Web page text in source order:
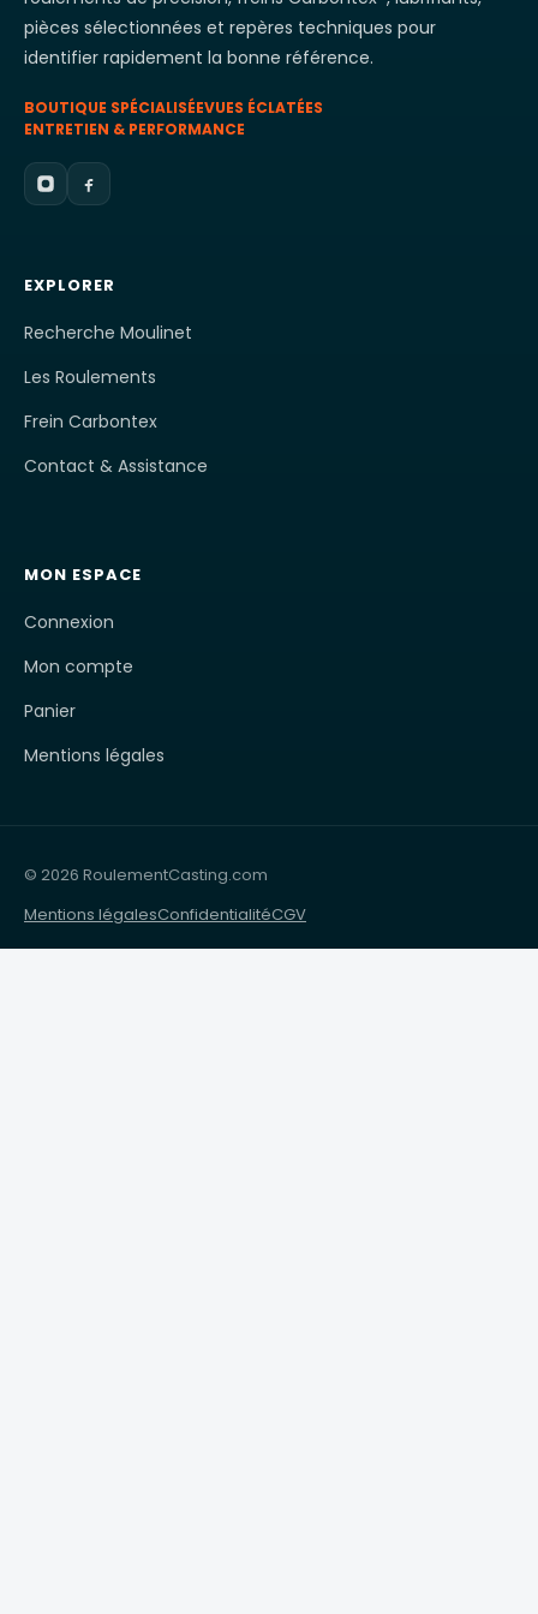
la
page
produit
pièces sélectionnées et repères techniques pour
identifier rapidement la bonne référence.
BOUTIQUE SPÉCIALISÉEVUES ÉCLATÉES
ENTRETIEN & PERFORMANCE
EXPLORER
Recherche Moulinet
Les Roulements
Frein Carbontex
Contact & Assistance
MON ESPACE
Connexion
Mon compte
Panier
Mentions légales
© 2026 RoulementCasting.com
Mentions légalesConfidentialitéCGV